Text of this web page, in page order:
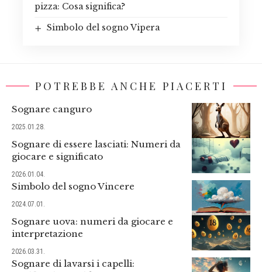
pizza: Cosa significa?
Simbolo del sogno Vipera
POTREBBE ANCHE PIACERTI
Sognare canguro
2025.01.28.
Sognare di essere lasciati: Numeri da
giocare e significato
2026.01.04.
Simbolo del sogno Vincere
2024.07.01.
Sognare uova: numeri da giocare e
interpretazione
2026.03.31.
Sognare di lavarsi i capelli: